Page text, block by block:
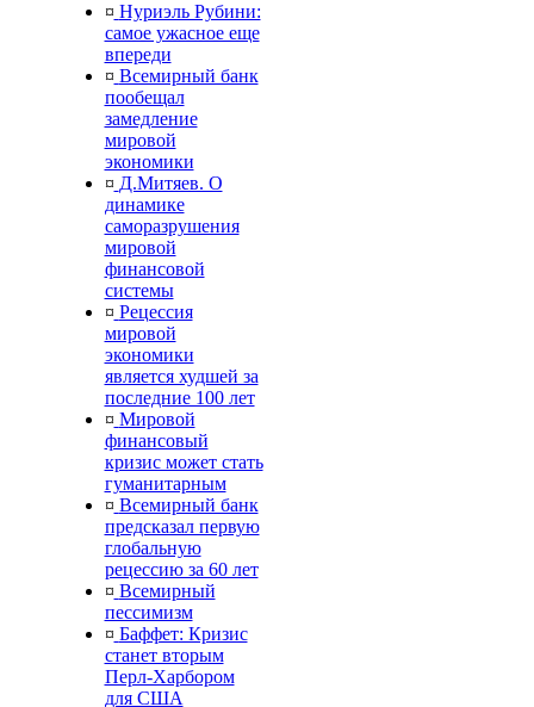
¤ Нуриэль Рубини:
самое ужасное еще
впереди
¤ Всемирный банк
пообещал
замедление
мировой
экономики
¤ Д.Митяев. О
динамике
саморазрушения
мировой
финансовой
системы
¤ Рецессия
мировой
экономики
является худшей за
последние 100 лет
¤ Мировой
финансовый
кризис может стать
гуманитарным
¤ Всемирный банк
предсказал первую
глобальную
рецессию за 60 лет
¤ Всемирный
пессимизм
¤ Баффет: Кризис
станет вторым
Перл-Харбором
для США